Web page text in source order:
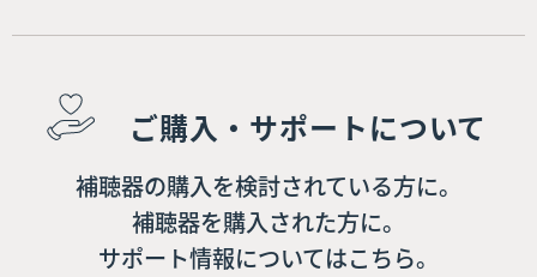
ご購入・サポートについて
補聴器の購入を検討されている方に。
補聴器を購入された方に。
サポート情報についてはこちら。